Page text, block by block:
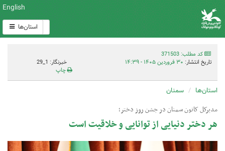
English
استان‌ها
کد مطلب: 371503
تاریخ انتشار: ۳۰ فروردین ۱۴۰۵ - ۱۴:۳۹
خبرنگار: 1_29
چاپ
استان‌ها سمنان
مدیرکل کانون سمنان در جشن روز دختر؛
هر دختر دنیایی از توانایی و خلاقیت است